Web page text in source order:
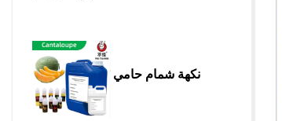
نكهة شمام حامي